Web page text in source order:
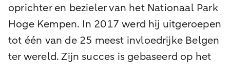
oprichter en bezieler van het Nationaal Park
Hoge Kempen. In 2017 werd hij uitgeroepen
tot één van de 25 meest invloedrijke Belgen
ter wereld. Zijn succes is gebaseerd op het